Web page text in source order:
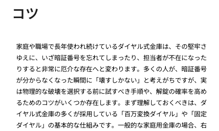
コツ
家庭や職場で長年使われ続けているダイヤル式金庫は、その堅牢さ
ゆえに、いざ暗証番号を忘れてしまったり、担当者が不在になった
りすると非常に厄介な存在へと変わります。多くの人が、暗証番号
が分からなくなった瞬間に「壊すしかない」と考えがちですが、実
は物理的な破壊を選択する前に試すべき手順や、解錠の確率を高め
るためのコツがいくつか存在します。まず理解しておくべきは、ダ
イヤル式金庫の多くが採用している「百万変換ダイヤル」や「固定
ダイヤル」の基本的な仕組みです。一般的な家庭用金庫の場合、右